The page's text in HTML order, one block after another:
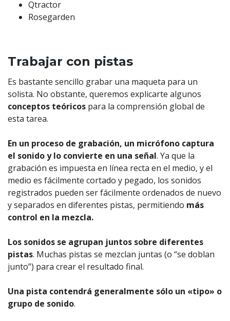
Qtractor
Rosegarden
Trabajar con pistas
Es bastante sencillo grabar una maqueta para un
solista. No obstante, queremos explicarte algunos
conceptos teóricos para la comprensión global de
esta tarea.
En un proceso de grabación, un micrófono captura
el sonido y lo convierte en una señal. Ya que la
grabación es impuesta en línea recta en el medio, y el
medio es fácilmente cortado y pegado, los sonidos
registrados pueden ser fácilmente ordenados de nuevo
y separados en diferentes pistas, permitiendo más
control en la mezcla.
Los sonidos se agrupan juntos sobre diferentes
pistas. Muchas pistas se mezclan juntas (o “se doblan
junto”) para crear el resultado final.
Una pista contendrá generalmente sólo un «tipo» o
grupo de sonido.